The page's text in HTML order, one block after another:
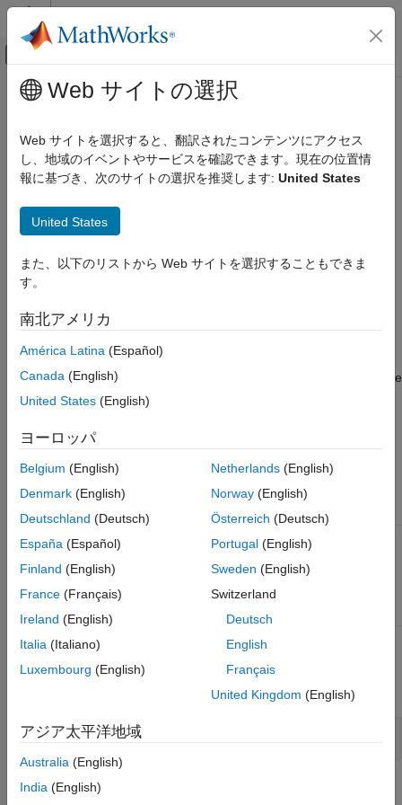
コンテンツへスキップ
オフキャンバス ナビゲーション メ
ドキュメンテーションのホーム
Phased Array System Toolbox
ON THIS PAGE
Description
Input Arguments
Examples
メインコンテンツ
bandwidth
System object:phased.PhaseCodedWaveform
Namespace:phased
Bandwidth of phase-coded waveform
Syntax
Description
bw= bandwidth(
returns the bandwidth (in hertz) of the
pulses for the phase-coded pulse waveform,
Input Arguments
waveform Phase-coded waveform object.
Output Arguments
bw Bandwidth of the pulses, in hertz.
Examples
Phase-Coded Waveform Bandwidth
Web サイトの選択
Web サイトを選択すると、翻訳されたコンテンツにアクセス
し、地域のイベントやサービスを確認できます。現在の位置情
報に基づき、次のサイトの選択を推奨します: United States
United States
また、以下のリストから Web サイトを選択することもできま
す。
南北アメリカ
América Latina (Español)
Canada (English)
United States (English)
ヨーロッパ
Belgium (English)
Denmark (English)
Deutschland (Deutsch)
España (Español)
Finland (English)
France (Français)
Ireland (English)
Italia (Italiano)
Luxembourg (English)
Netherlands(English)
Norway(English)
Österreich (Deutsch)
Portugal(English)
Sweden (English)
Switzerland
Deutsch
English
Français
United Kingdom (English)
アジア太平洋地域
Australia (English)
India (English)